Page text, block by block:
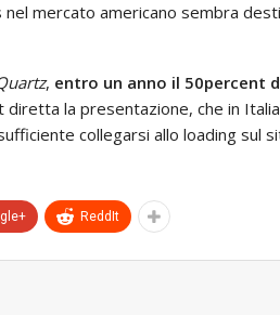
mercato americano sembra
, entro un anno il 50percent
diretta la presentazione, che in
collegarsi allo loading sul
ReddIt